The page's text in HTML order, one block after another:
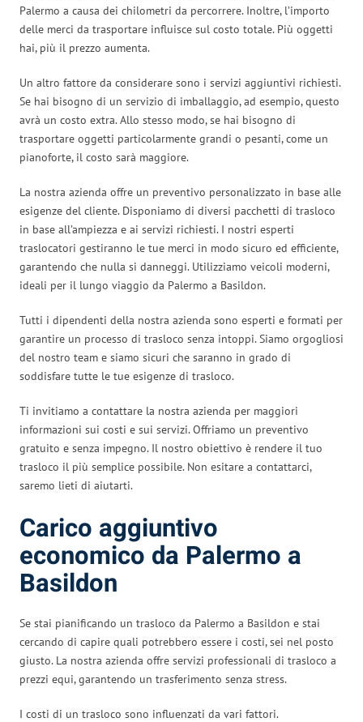
Palermo a causa dei chilometri da percorrere. Inoltre, l’importo
delle merci da trasportare influisce sul costo totale. Più oggetti
hai, più il prezzo aumenta.
Un altro fattore da considerare sono i servizi aggiuntivi richiesti.
Se hai bisogno di un servizio di imballaggio, ad esempio, questo
avrà un costo extra. Allo stesso modo, se hai bisogno di
trasportare oggetti particolarmente grandi o pesanti, come un
pianoforte, il costo sarà maggiore.
La nostra azienda offre un preventivo personalizzato in base alle
esigenze del cliente. Disponiamo di diversi pacchetti di trasloco
in base all’ampiezza e ai servizi richiesti. I nostri esperti
traslocatori gestiranno le tue merci in modo sicuro ed efficiente,
garantendo che nulla si danneggi. Utilizziamo veicoli moderni,
ideali per il lungo viaggio da Palermo a Basildon.
Tutti i dipendenti della nostra azienda sono esperti e formati per
garantire un processo di trasloco senza intoppi. Siamo orgogliosi
del nostro team e siamo sicuri che saranno in grado di
soddisfare tutte le tue esigenze di trasloco.
Ti invitiamo a contattare la nostra azienda per maggiori
informazioni sui costi e sui servizi. Offriamo un preventivo
gratuito e senza impegno. Il nostro obiettivo è rendere il tuo
trasloco il più semplice possibile. Non esitare a contattarci,
saremo lieti di aiutarti.
Carico aggiuntivo
economico da Palermo a
Basildon
Se stai pianificando un trasloco da Palermo a Basildon e stai
cercando di capire quali potrebbero essere i costi, sei nel posto
giusto. La nostra azienda offre servizi professionali di trasloco a
prezzi equi, garantendo un trasferimento senza stress.
I costi di un trasloco sono influenzati da vari fattori.